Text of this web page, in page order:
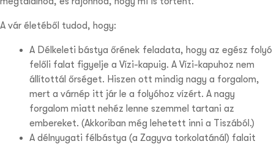
A vár életéből tudod, hogy:
A Délkeleti bástya őrének feladata, hogy az egész folyó
felőli falat figyelje a Vízi-kapuig. A Vízi-kapuhoz nem
állítottál őrséget. Hiszen ott mindig nagy a forgalom,
mert a várnép itt jár le a folyóhoz vízért. A nagy
forgalom miatt nehéz lenne szemmel tartani az
embereket. (Akkoriban még lehetett inni a Tiszából.)
A délnyugati félbástya (a Zagyva torkolatánál) falait